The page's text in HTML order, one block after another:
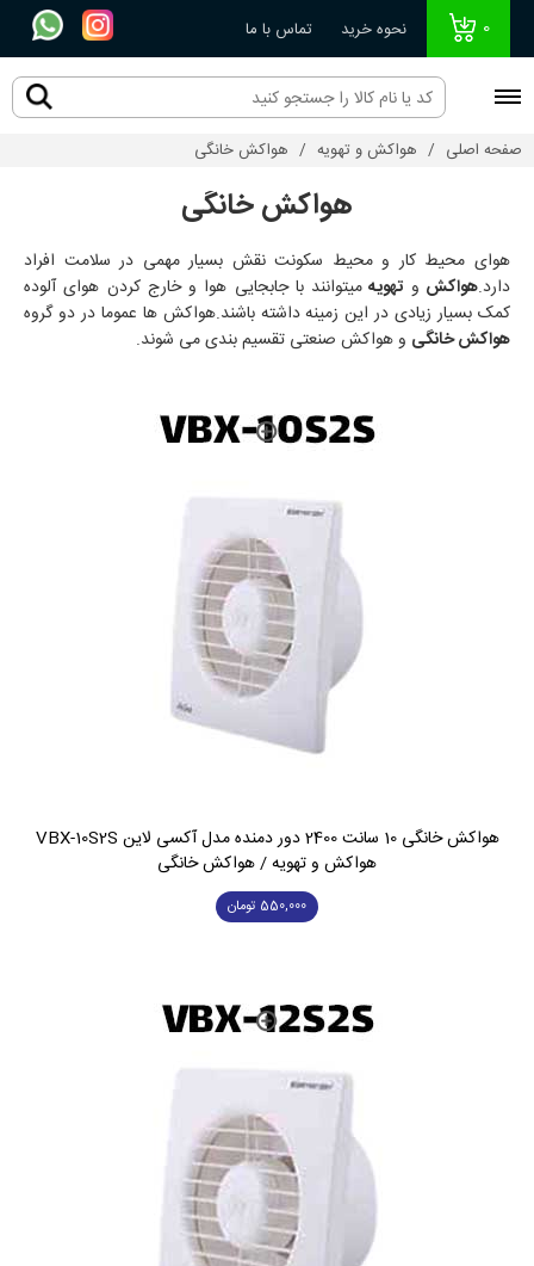
0 نحوه خرید تماس با ما
صفحه اصلی هواکش و تهویه هواکش خانگی
هواکش خانگی
هوای محیط کار و محیط سکونت نقش بسیار مهمی در سلامت افراد
دارد.هواکش و تهویه میتوانند با جابجایی هوا و خارج کردن هوای آلوده
کمک بسیار زیادی در این زمینه داشته باشند.هواکش ها عموما در دو گروه
هواکش خانگی و هواکش صنعتی تقسیم بندی می شوند.
هواکش خانگی 10 سانت 2400 دور دمنده مدل آکسی لاین VBX-10S2S
هواکش و تهویه / هواکش خانگی
550,000 تومان